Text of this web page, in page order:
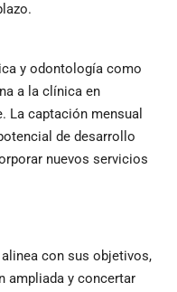
y odontología como
a la clínica en
La captación mensual
de desarrollo
nuevos servicios
con sus objetivos,
ampliada y concertar